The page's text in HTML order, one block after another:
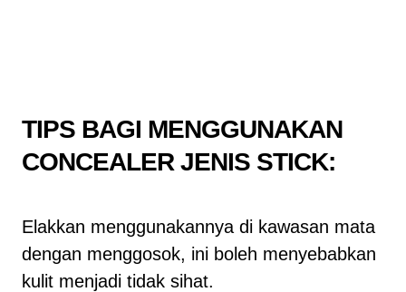
TIPS BAGI MENGGUNAKAN
CONCEALER JENIS STICK:
Elakkan menggunakannya di kawasan mata
dengan menggosok, ini boleh menyebabkan
kulit menjadi tidak sihat.